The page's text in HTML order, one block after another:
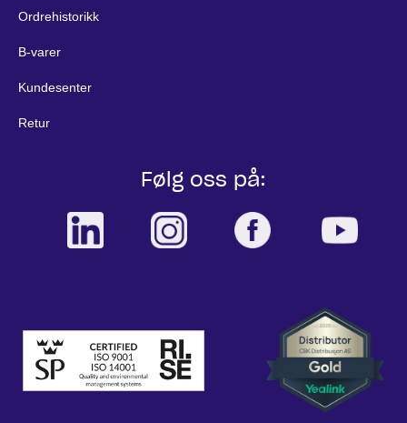
Ordrehistorikk
B-varer
Kundesenter
Retur
Følg oss på: